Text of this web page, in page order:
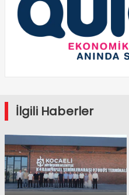
İlgili Haberler